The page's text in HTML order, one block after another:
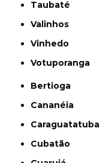
Taubaté
Valinhos
Vinhedo
Votuporanga
Bertioga
Cananéia
Caraguatatuba
Cubatão